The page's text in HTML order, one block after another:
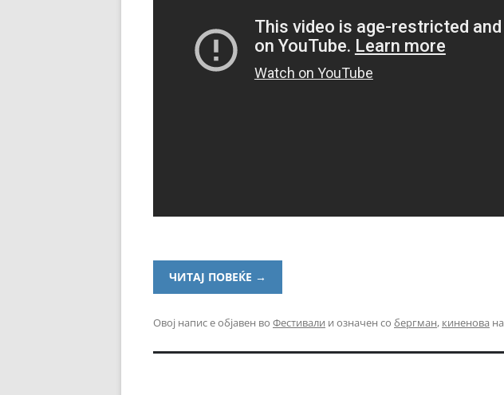
ЧИТАЈ ПОВЕЌЕ →
Овој напис е објавен во Фестивали и означен со бергман, киненова на